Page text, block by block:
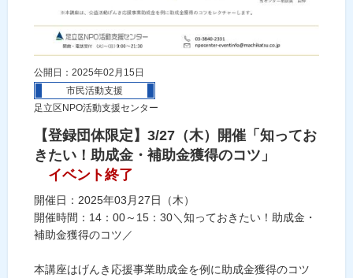
公開日：2025年02月15日
市民活動支援
足立区NPO活動支援センター
【登録団体限定】3/27（木）開催「知ってお
きたい！助成金・補助金獲得のコツ」
イベント終了
開催日：2025年03月27日（木）
開催時間：14：00～15：30＼知っておきたい！助成金・
補助金獲得のコツ／
本講座はげんき応援事業助成金を例に助成金獲得のコツ